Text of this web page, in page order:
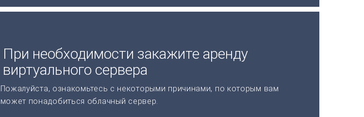
При необходимости закажите аренду
виртуального сервера
Пожалуйста, ознакомьтесь с некоторыми причинами, по которым вам
может понадобиться облачный сервер.